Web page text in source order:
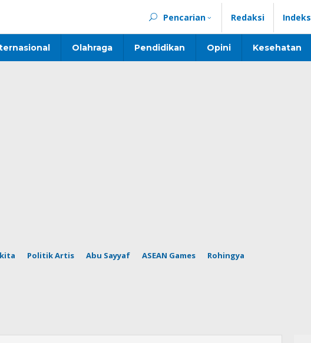
Pencarian Redaksi Indeks
Olahraga Pendidikan Opini Kesehatan
Politik Artis Abu Sayyaf ASEAN Games Rohingya